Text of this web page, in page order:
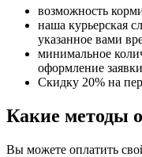
возможность
наша курьерская
указанное вами
минимальное
оформление заявки
Скидку 20% на
Какие методы
Вы можете оплатить